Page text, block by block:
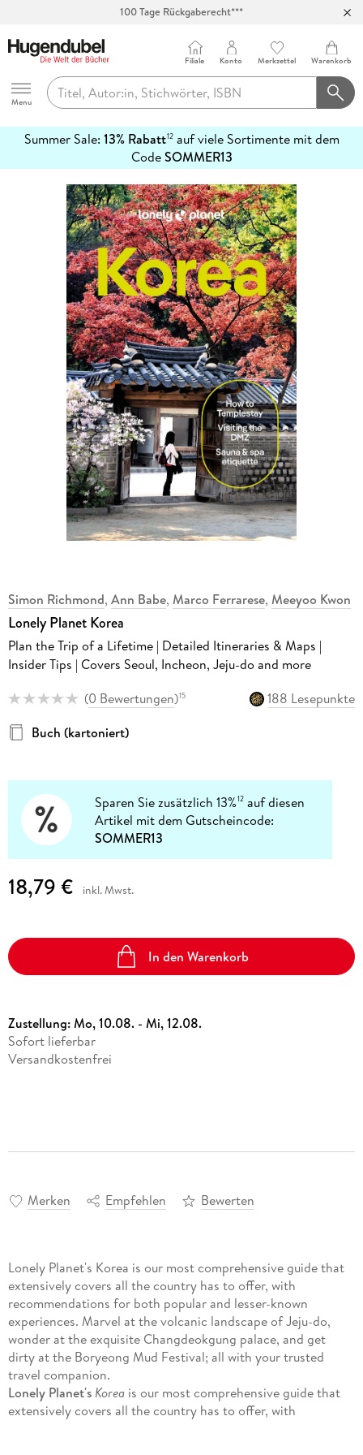
Hugendubel
Menu
Filiale Konto Merkzettel Warenkorb
Summer Sale: 13% Rabatt12auf viele Sortimente mit dem
CodeSOMMER13
erfahren
Simon Richmond, Ann Babe, Marco Ferrarese, Meeyoo Kwon
Lonely Planet Korea
Plan the Trip of a Lifetime | Detailed Itineraries & Maps |
Insider Tips | Covers Seoul, Incheon, Jeju-do and more
(0 Bewertungen)15
188 Lesepunkte
Buch (kartoniert)
Sparen Sie zusätzlich 13%12 auf diesen
Artikel mit dem Gutscheincode:
SOMMER13
18,79 € inkl. Mwst.
In den Warenkorb
Zustellung:Mo, 10.08. - Mi, 12.08.
Sofort lieferbar
Versandkostenfrei
Merken Empfehlen Bewerten
Lonely Planet's Korea is our most comprehensive guide that
extensively covers all the country has to offer, with
recommendations for both popular and lesser-known
experiences. Marvel at the volcanic landscape of Jeju-do,
wonder at the exquisite Changdeokgung palace, and get
dirty at the Boryeong Mud Festival; all with your trusted
travel companion.
Lonely Planet's Korea is our most comprehensive guide that
extensively covers all the country has to offer, with